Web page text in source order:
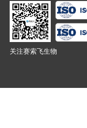
关注赛索飞生物